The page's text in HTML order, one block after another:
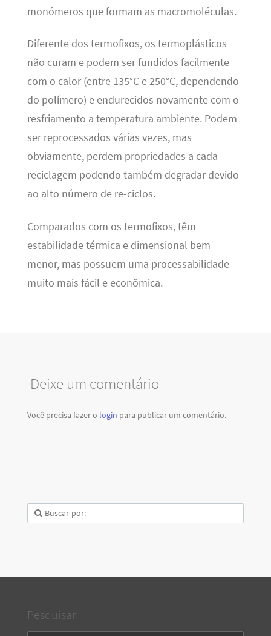
monómeros que formam as macromoléculas.
Diferente dos termofixos, os termoplásticos
não curam e podem ser fundidos facilmente
com o calor (entre 135°C e 250°C, dependendo
do polímero) e endurecidos novamente com o
resfriamento a temperatura ambiente. Podem
ser reprocessados várias vezes, mas
obviamente, perdem propriedades a cada
reciclagem podendo também degradar devido
ao alto número de re-ciclos.
Comparados com os termofixos, têm
estabilidade térmica e dimensional bem
menor, mas possuem uma processabilidade
muito mais fácil e econômica.
Deixe um comentário
Você precisa fazer o login para publicar um comentário.
Pesquisar